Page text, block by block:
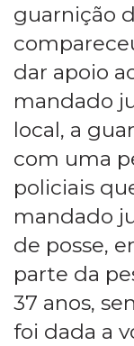
guarnição
dar apoio
mandado
local, a
com uma
policiais
mandado
de posse,
parte da
37 anos,
foi dada a